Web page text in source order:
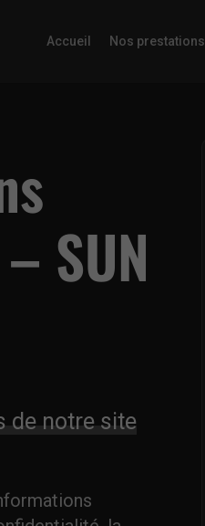
Accueil Nos prestations
SUN
de notre site